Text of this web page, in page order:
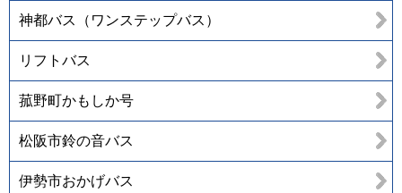
神都バス（ワンステップバス）
リフトバス
菰野町かもしか号
松阪市鈴の音バス
伊勢市おかげバス